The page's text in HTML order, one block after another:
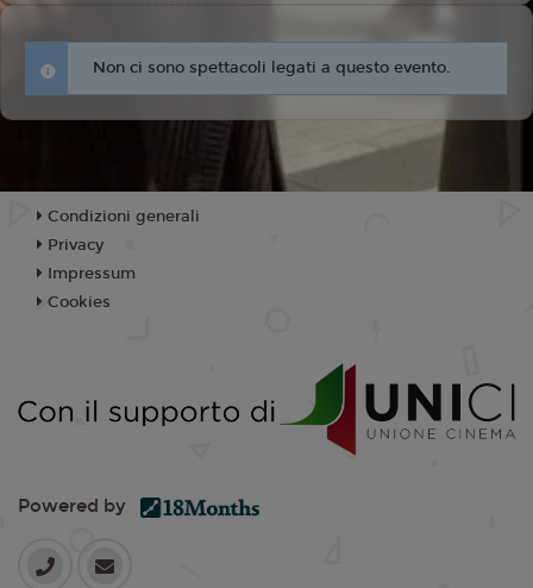
Non ci sono spettacoli legati a questo evento.
Condizioni generali
Privacy
Impressum
Cookies
Powered by